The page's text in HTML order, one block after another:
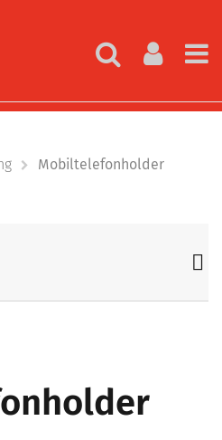
Mobiltelefonholder